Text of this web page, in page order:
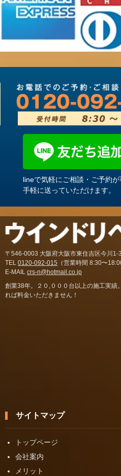
lineで気軽にご相談・ご予約
手軽に送っていただけます。
〒546-0003 大阪府大阪市東住吉区今川1-
TEL 0120-092-015 （営業時間 8:30〜
E-MAIL crs-n@hotmail.co.jp
創業38年。２０,０００台以上の施工実績
れば料金いただきません！
サイトマップ
トップページ
会社案内
メリット